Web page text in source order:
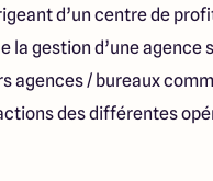
d’un centre de
la gestion d’une
agences / bureaux
des différentes